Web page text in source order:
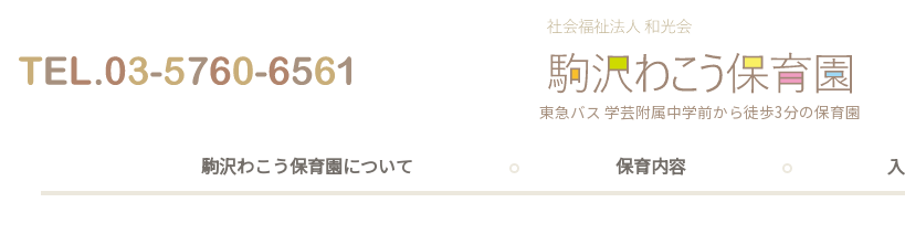
東急バス 学芸附属中学前から徒歩3分の保育園
駒沢わこう保育園について 保育内容